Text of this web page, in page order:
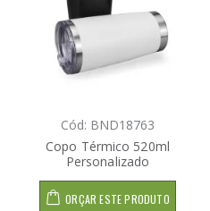
Cód: BND18763
Copo Térmico 520ml
Personalizado
ORÇAR ESTE PRODUTO